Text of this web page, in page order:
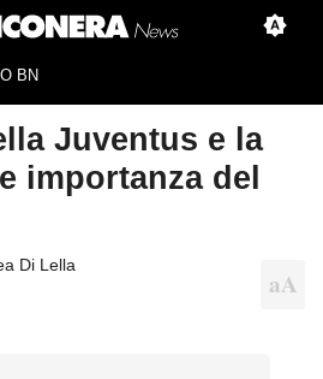
BN
Juventus e la
importanza del
Di Lella